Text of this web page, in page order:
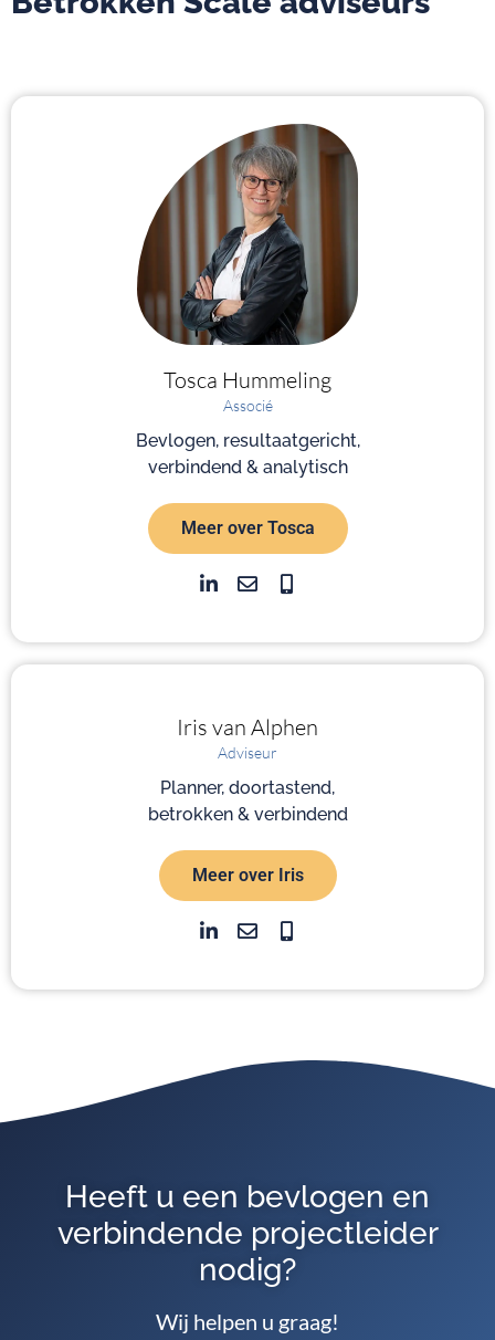
Tosca Hummeling
Associé
Bevlogen, resultaatgericht,
verbindend & analytisch
Meer over Tosca
Iris van Alphen
Adviseur
Planner, doortastend,
betrokken & verbindend
Meer over Iris
Heeft u een bevlogen en
verbindende projectleider
nodig?
Wij helpen u graag!